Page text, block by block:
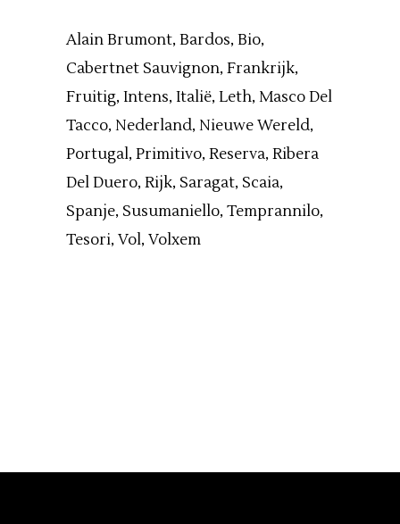
Alain Brumont Bardos Bio
Cabertnet Sauvignon Frankrijk
Fruitig Intens Italië Leth Masco Del
Tacco Nederland Nieuwe Wereld
Portugal Primitivo Reserva Ribera
Del Duero Rijk Saragat Scaia
Spanje Susumaniello Temprannilo
Tesori Vol Volxem